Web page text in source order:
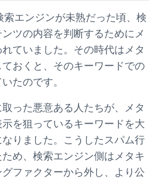
索エンジンが未熟だった頃、検
ツの内容を判断するためにメ
ていました。その時代はメタ
おくと、そのキーワードでの
たのです。
った悪意ある人たちが、メタ
を狙っているキーワードを大
りました。こうしたスパム行
め、検索エンジン側はメタキ
ファクターから外し、より公